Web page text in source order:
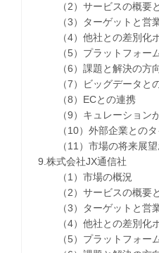
（2）サービスの概要
（3）ターゲットと営
（4）他社との差別化
（5）プラットフォーム
（6）課題と解決の方
（7）ビッグデータと
（8）ECとの連携
（9）キュレーションが
（10）外部企業とのタ
（11）市場の将来展望
9.株式会社JX通信社
（1）市場の概況
（2）サービスの概要
（3）ターゲットと営
（4）他社との差別化
（5）プラットフォーム